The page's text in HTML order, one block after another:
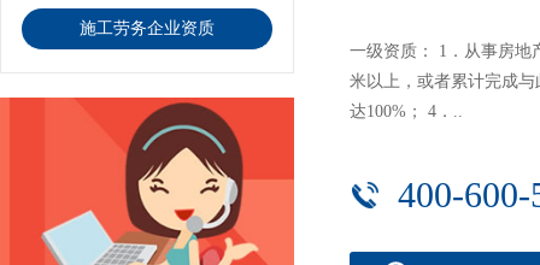
施工劳务企业资质
一级资质： 1．从事房地
米以上，或者累计完成
达100%； 4．..
400-600-